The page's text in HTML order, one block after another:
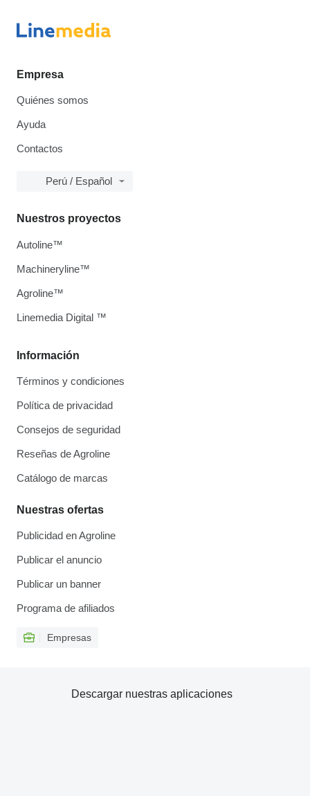
Empresa
Quiénes somos
Ayuda
Contactos
Perú / Español
Información
Términos y condiciones
Política de privacidad
Consejos de seguridad
Reseñas de Agroline
Catálogo de marcas
Nuestras ofertas
Publicidad en Agroline
Publicar el anuncio
Publicar un banner
Programa de afiliados
Empresas
Nuestros proyectos
Autoline™
Machineryline™
Agroline™
Linemedia Digital ™
Descargar nuestras aplicaciones